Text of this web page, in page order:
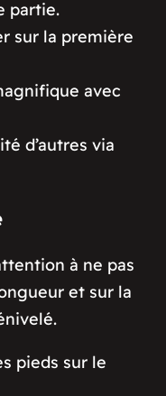
partie.
sur la première
avec
d’autres via
à ne pas
et sur la
pieds sur le